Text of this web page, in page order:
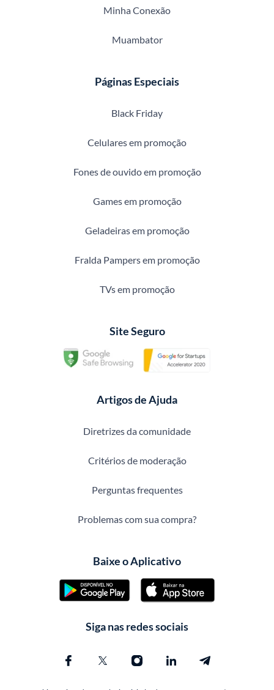
Minha Conexão
Muambator
Páginas Especiais
Black Friday
Celulares em promoção
Fones de ouvido em promoção
Games em promoção
Geladeiras em promoção
Fralda Pampers em promoção
TVs em promoção
Site Seguro
Artigos de Ajuda
Diretrizes da comunidade
Critérios de moderação
Perguntas frequentes
Problemas com sua compra?
Baixe o Aplicativo
Siga nas redes sociais